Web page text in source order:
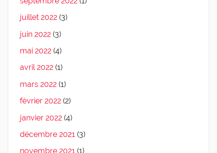
juillet 2022 (3)
juin 2022 (3)
mai 2022 (4)
avril 2022 (1)
mars 2022 (1)
février 2022 (2)
janvier 2022 (4)
décembre 2021 (3)
novembre 2021 (1)